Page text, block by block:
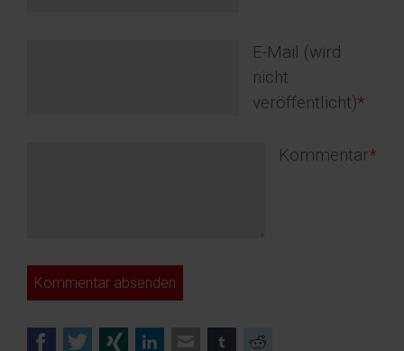
Pflichtfeld
E-Mail (wird
nicht
veröffentlicht)*
Pflichtfeld
Kommentar*
Kommentar absenden
FacebookTwitterXing LinkedInE-mail tumblr